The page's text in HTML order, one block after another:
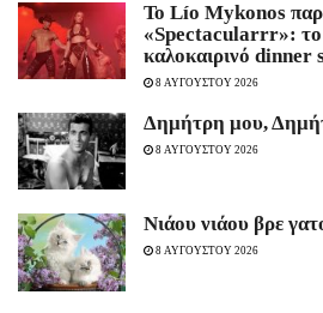
Το Lío Mykonos
«Spectacularrr»: το
καλοκαιρινό dinner
8 ΑΥΓΟΥΣΤΟΥ 2026
Δημήτρη μου,
8 ΑΥΓΟΥΣΤΟΥ 2026
Νιάου νιάου βρε
8 ΑΥΓΟΥΣΤΟΥ 2026